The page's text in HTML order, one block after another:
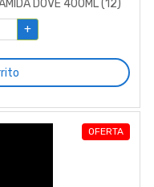
DOVE 400ML (12)
+
OFERTA